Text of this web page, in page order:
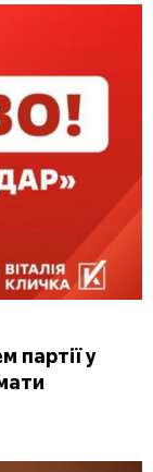
партії у